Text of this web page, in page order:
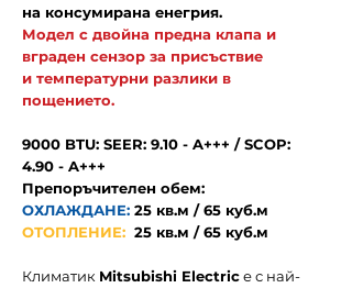
на консумирана енегрия.
Модел с двойна предна клапа и
вграден сензор за присъствие
и температурни разлики в
пощението.
9000 BTU: SEER: 9.10 - A+++ / SCOP:
4.90 - A+++
Препоръчителен обем:
ОХЛАЖДАНЕ: 25 кв.м / 65 куб.м
ОТОПЛЕНИЕ: 25 кв.м / 65 куб.м
Климатик Mitsubishi Electricе с най-